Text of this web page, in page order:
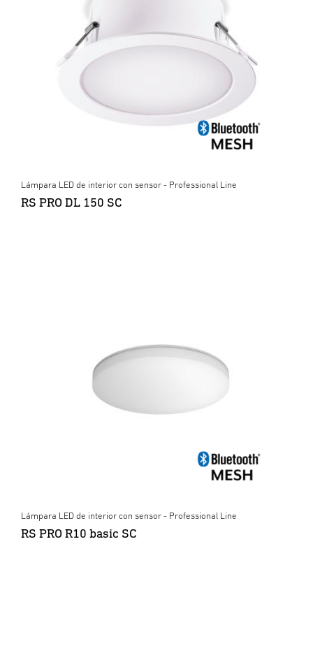
Lámpara LED de interior con sensor - Professional Line
RS PRO DL 150 SC
Lámpara LED de interior con sensor - Professional Line
RS PRO R10 basic SC